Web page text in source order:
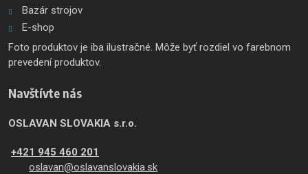
Bazár strojov
E-shop
Foto produktov je iba ilustračné. Môže byť rozdiel vo farebnom
prevedení produktov.
Navštívte nás
OSLAVAN SLOVAKIA s.r.o.
+421 945 460 201
oslavan@oslavanslovakia.sk